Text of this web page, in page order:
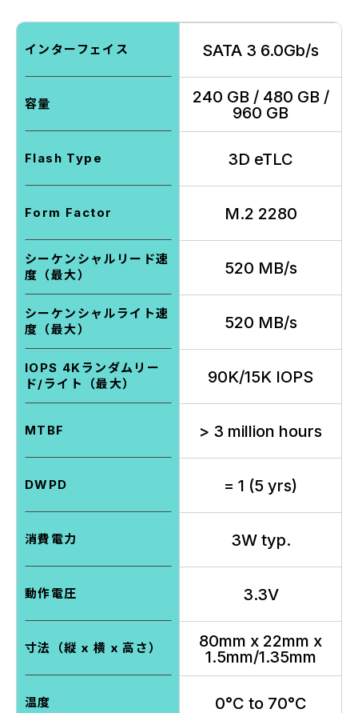
インターフェイス SATA 3 6.0Gb/s
容量
240 GB / 480 GB /
960 GB
Flash Type 3D eTLC
Form Factor M.2 2280
シーケンシャルリード速
度（最大）
520 MB/s
シーケンシャルライト速
度（最大）
520 MB/s
IOPS 4Kランダムリー
ド/ライト（最大）
90K/15K IOPS
MTBF > 3 million hours
DWPD = 1 (5 yrs)
消費電力 3W typ.
動作電圧 3.3V
寸法（縦 x 横 x 高さ）
80mm x 22mm x
1.5mm/1.35mm
温度 0°C to 70°C